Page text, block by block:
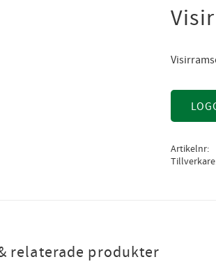
Artikelnr
Tillverkare
relaterade produkter